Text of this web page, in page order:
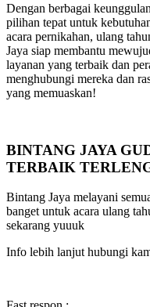
Dengan berbagai
pilihan tepat untuk
acara pernikahan, ulang
Jaya siap membantu
layanan yang terbaik dan
menghubungi mereka dan
yang memuaskan!
BINTANG JAYA
TERBAIK
Bintang Jaya melayani
banget untuk acara ulang
sekarang yuuuk
Info lebih lanjut hubungi